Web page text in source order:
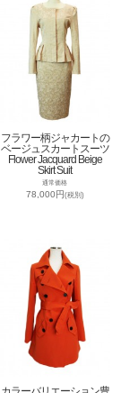
フラワー柄ジャカートの
ベージュスカートスーツ
Flower Jacquard Beige
Skirt Suit
通常価格
78,000円(税別)